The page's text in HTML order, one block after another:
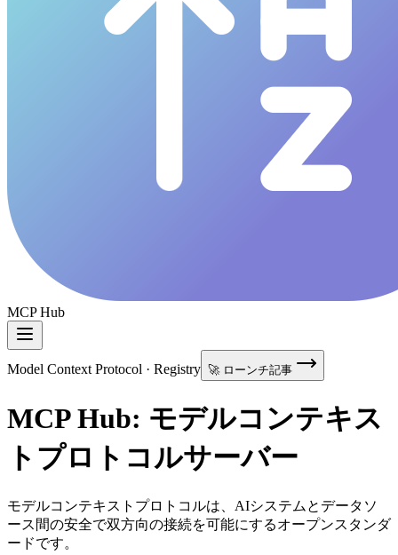
MCP Hub
Model Context Protocol · Registry 🚀 ローンチ記事
MCP Hub: モデルコンテキス
トプロトコルサーバー
モデルコンテキストプロトコルは、AIシステムとデータソ
ース間の安全で双方向の接続を可能にするオープンスタンダ
ードです。